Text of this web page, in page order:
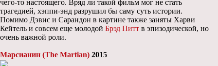
чего-то настоящего. Вряд ли такой фильм мог не стать
трагедией, хэппи-энд разрушил бы саму суть истории.
Помимо Дэвис и Сарандон в картине также заняты Харви
Кейтель и совсем еще молодой Брэд Питт в эпизодической, но
очень важной роли.
Марсианин (The Martian) 2015